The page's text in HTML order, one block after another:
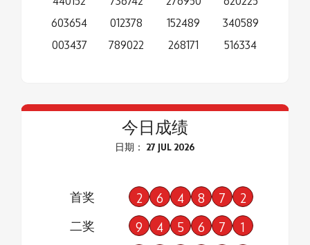
603654
003437
012378
789022
152489
268171
340589
516334
今日成绩
日期： 27 JUL 2026
首奖 2 6 4 8 7 2
二奖 9 4 5 6 7 1